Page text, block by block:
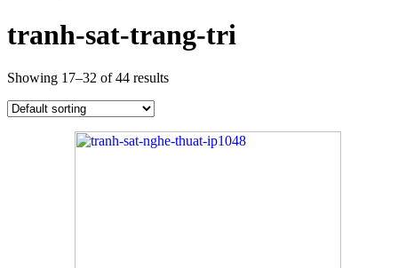
tranh-sat-trang-tri
Showing 17–32 of 44 results